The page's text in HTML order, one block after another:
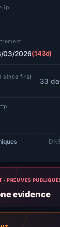
ip
03/2026(143d)
since first
33
· PREUVES
evidence